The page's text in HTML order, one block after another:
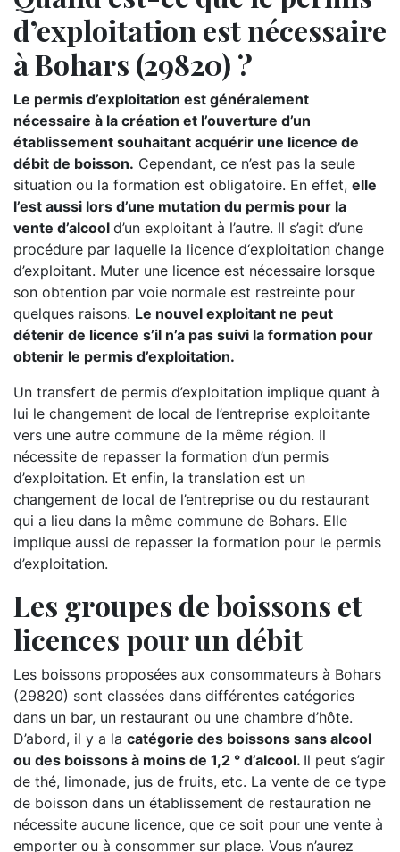
d’exploitation est nécessaire
à Bohars (29820) ?
Le permis d’exploitation est généralement
nécessaire à la création et l’ouverture d’un
établissement souhaitant acquérir une licence de
débit de boisson. Cependant, ce n’est pas la seule
situation ou la formation est obligatoire. En effet, elle
l’est aussi lors d’une mutation du permis pour la
vente d’alcool d’un exploitant à l’autre. Il s’agit d’une
procédure par laquelle la licence d‘exploitation change
d’exploitant. Muter une licence est nécessaire lorsque
son obtention par voie normale est restreinte pour
quelques raisons. Le nouvel exploitant ne peut
détenir de licence s’il n’a pas suivi la formation pour
obtenir le permis d’exploitation.
Un transfert de permis d’exploitation implique quant à
lui le changement de local de l’entreprise exploitante
vers une autre commune de la même région. Il
nécessite de repasser la formation d’un permis
d’exploitation. Et enfin, la translation est un
changement de local de l’entreprise ou du restaurant
qui a lieu dans la même commune de Bohars. Elle
implique aussi de repasser la formation pour le permis
d’exploitation.
Les groupes de boissons et
licences pour un débit
Les boissons proposées aux consommateurs à Bohars
(29820) sont classées dans différentes catégories
dans un bar, un restaurant ou une chambre d’hôte.
D’abord, il y a la catégorie des boissons sans alcool
ou des boissons à moins de 1,2 ° d’alcool. Il peut s’agir
de thé, limonade, jus de fruits, etc. La vente de ce type
de boisson dans un établissement de restauration ne
nécessite aucune licence, que ce soit pour une vente à
emporter ou à consommer sur place. Vous n’aurez